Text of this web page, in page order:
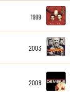
1999
2003
2008